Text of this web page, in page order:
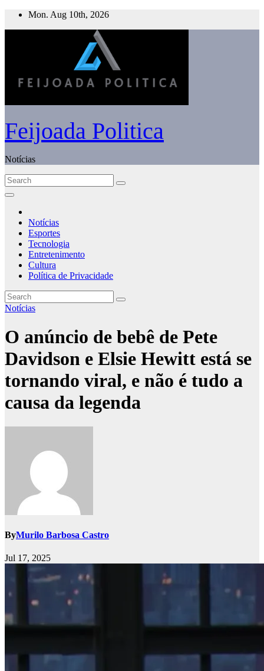
Skip
Mon. Aug 10th, 2026
Feijoada Politica
Notícias
Notícias
Esportes
Tecnologia
Entretenimento
Cultura
Política de Privacidade
Notícias
O anúncio de bebê de Pete
Davidson e Elsie Hewitt está se
tornando viral, e não é tudo a
causa da legenda
ByMurilo Barbosa Castro
Jul 17, 2025